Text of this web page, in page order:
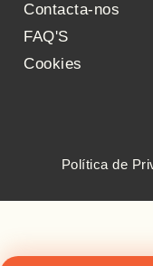
Contacta-nos
FAQ'S
Cookies
Política de